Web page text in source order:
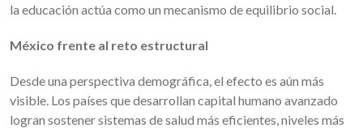
la educación actúa como un mecanismo de equilibrio social.
México frente al reto estructural
Desde una perspectiva demográfica, el efecto es aún más
visible. Los países que desarrollan capital humano avanzado
logran sostener sistemas de salud más eficientes, niveles más